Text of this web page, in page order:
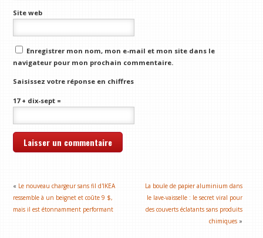
Site web
Enregistrer mon nom, mon e-mail et mon site dans le
navigateur pour mon prochain commentaire.
Saisissez votre réponse en chiffres
17 + dix-sept =
« Le nouveau chargeur sans fil d'IKEA
ressemble à un beignet et coûte 9 $,
mais il est étonnamment performant
La boule de papier aluminium dans
le lave-vaisselle : le secret viral pour
des couverts éclatants sans produits
chimiques »